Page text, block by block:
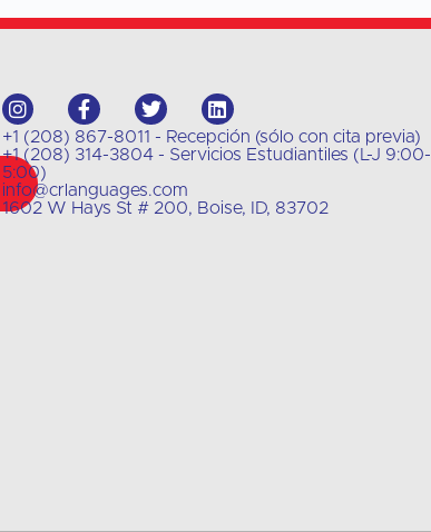
+1 (208) 867-8011 - Recepción (sólo con cita previa)
+1 (208) 314-3804 - Servicios Estudiantiles (L-J 9:00-
5:00)
info@crlanguages.com
1602 W Hays St # 200, Boise, ID, 83702